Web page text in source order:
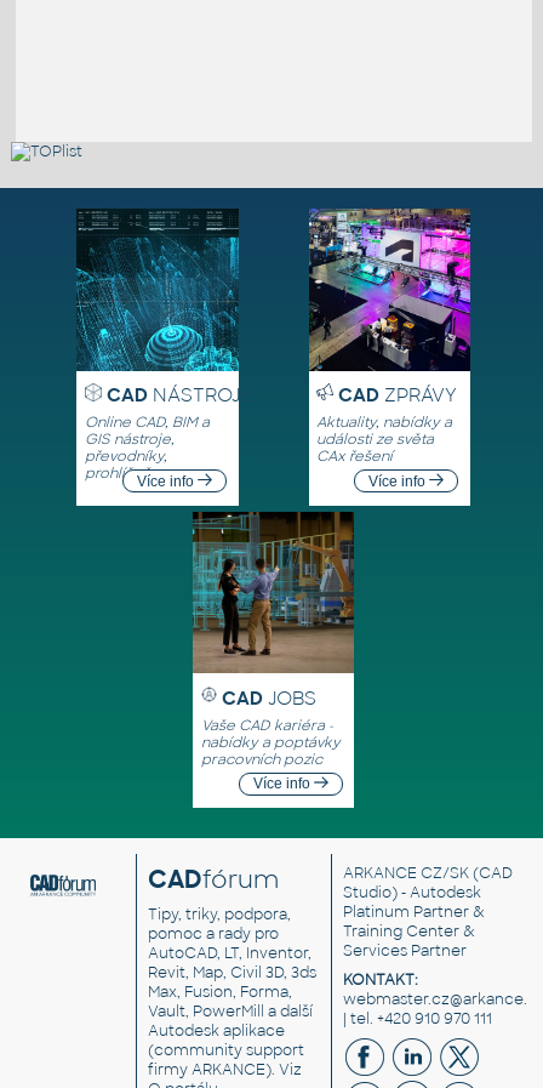
CADNÁSTROJE
Online CAD, BIM a
GIS nástroje,
převodníky,
prohlížečeVíce info
CADZPRÁVY
Aktuality, nabídky a
události ze světa
CAx řešení
Více info
CAD JOBS
Vaše CAD kariéra -
nabídky a poptávky
pracovních pozic
Více info
CADfórum
Tipy, triky, podpora,
pomoc a rady pro
AutoCAD, LT, Inventor,
Revit, Map, Civil 3D, 3ds
Max, Fusion, Forma,
Vault, PowerMill a další
Autodesk aplikace
(community support
firmy ARKANCE). Viz
ARKANCE CZ/SK(CAD
Studio) - Autodesk
Platinum Partner &
Training Center &
Services Partner
KONTAKT:
| tel. +420 910 970 111